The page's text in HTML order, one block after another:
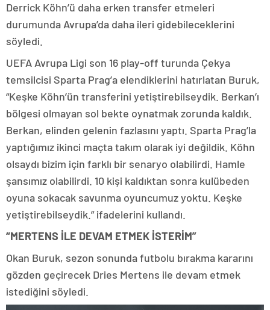
Derrick Köhn’ü daha erken transfer etmeleri
durumunda Avrupa’da daha ileri gidebileceklerini
söyledi.
UEFA Avrupa Ligi son 16 play-off turunda Çekya
temsilcisi Sparta Prag’a elendiklerini hatırlatan Buruk,
“Keşke Köhn’ün transferini yetiştirebilseydik. Berkan’ı
bölgesi olmayan sol bekte oynatmak zorunda kaldık.
Berkan, elinden gelenin fazlasını yaptı. Sparta Prag’la
yaptığımız ikinci maçta takım olarak iyi değildik. Köhn
olsaydı bizim için farklı bir senaryo olabilirdi. Hamle
şansımız olabilirdi. 10 kişi kaldıktan sonra kulübeden
oyuna sokacak savunma oyuncumuz yoktu. Keşke
yetiştirebilseydik.” ifadelerini kullandı.
“MERTENS İLE DEVAM ETMEK İSTERİM”
Okan Buruk, sezon sonunda futbolu bırakma kararını
gözden geçirecek Dries Mertens ile devam etmek
istediğini söyledi.